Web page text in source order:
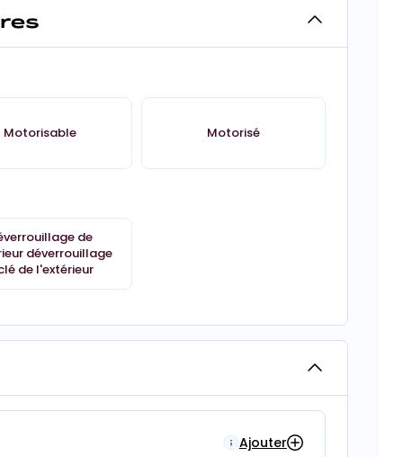
Motorisable Motorisé
de
déverrouillage
de l'extérieur
Ajouter